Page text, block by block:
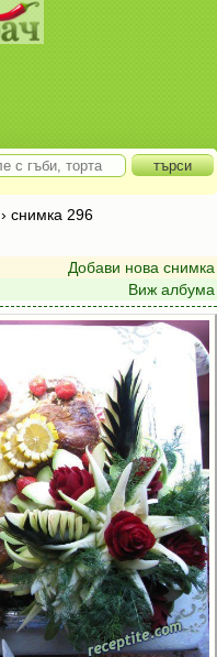
› снимка 296
Добави нова снимка
Виж албума